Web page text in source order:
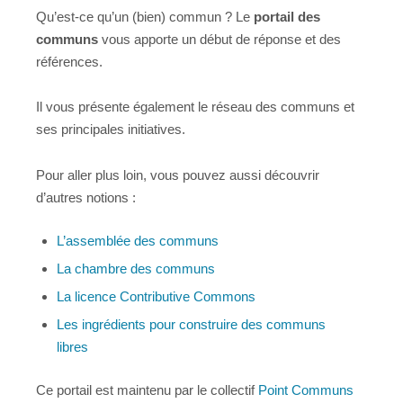
Qu’est-ce qu’un (bien) commun ? Le portail des
communs vous apporte un début de réponse et des
références.
Il vous présente également le réseau des communs et
ses principales initiatives.
Pour aller plus loin, vous pouvez aussi découvrir
d’autres notions :
L’assemblée des communs
La chambre des communs
La licence Contributive Commons
Les ingrédients pour construire des communs
libres
Ce portail est maintenu par le collectif Point Communs